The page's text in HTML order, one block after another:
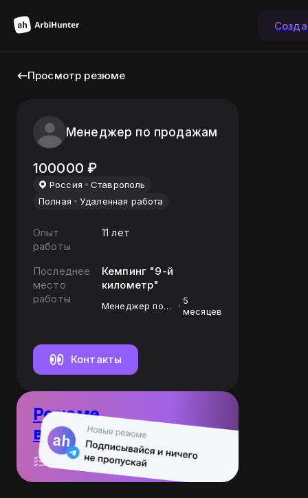
Просмотр резюме
Менеджер по продажам
100000 ₽
Россия
Ставрополь
Полная
Удаленная работа
Опыт
работы
11 лет
Последнее
место
работы
Кемпинг "9-й
километр"
Менеджер по
5
месяцев
Контакты
Резюме
в Telegram-канале
10 резюме Пост каждый день